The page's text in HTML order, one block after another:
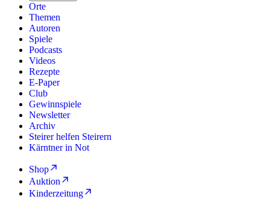
Orte
Themen
Autoren
Spiele
Podcasts
Videos
Rezepte
E-Paper
Club
Gewinnspiele
Newsletter
Archiv
Steirer helfen Steirern
Kärntner in Not
Shop
Auktion
Kinderzeitung